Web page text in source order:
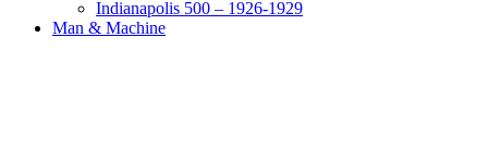
Indianapolis 500 – 1926-1929
Man & Machine